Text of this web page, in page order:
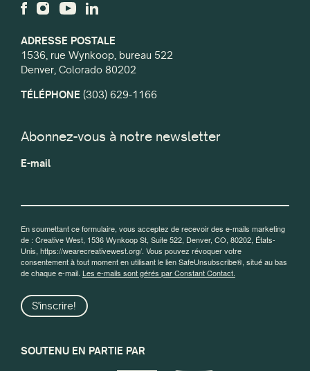
ADRESSE POSTALE
1536, rue Wynkoop, bureau 522
Denver, Colorado 80202
TÉLÉPHONE (303) 629-1166
Abonnez-vous à notre newsletter
E-mail
En soumettant ce formulaire, vous acceptez de recevoir des e-mails marketing
de : Creative West, 1536 Wynkoop St, Suite 522, Denver, CO, 80202, États-
Unis, https://wearecreativewest.org/. Vous pouvez révoquer votre
consentement à tout moment en utilisant le lien SafeUnsubscribe®, situé au bas
de chaque e-mail. Les e-mails sont gérés par Constant Contact.
S'inscrire!
SOUTENU EN PARTIE PAR